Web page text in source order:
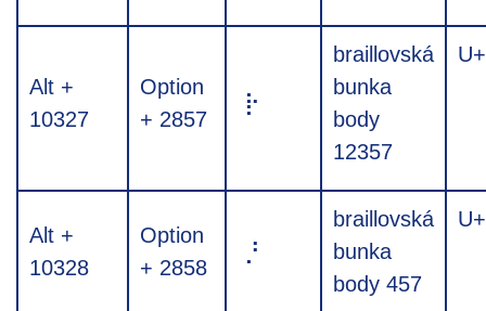
Alt +
10327
Option
+ 2857
⡗
braillovská
bunka
body
12357
Alt +
10328
Option
+ 2858
⡘
braillovská
bunka
body 457